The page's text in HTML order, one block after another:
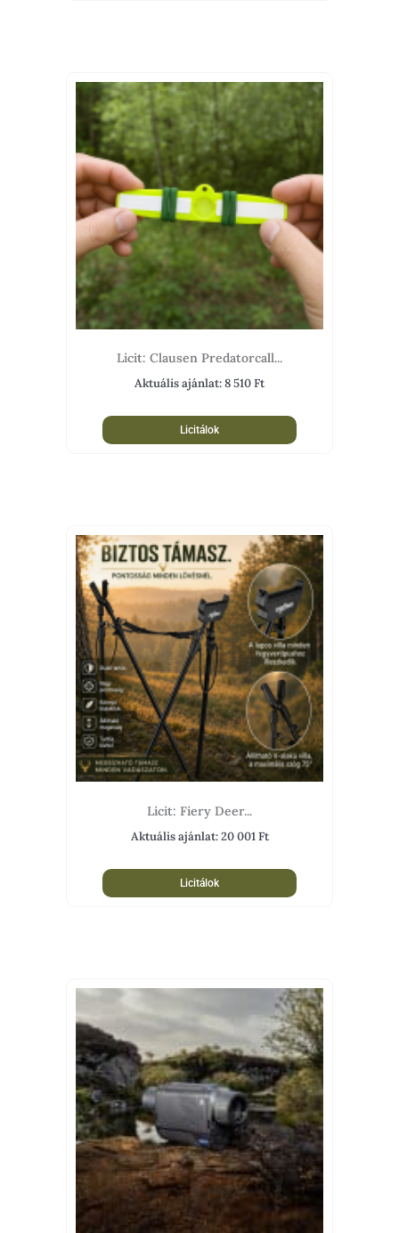
Licit: Clausen Predatorcall...
Aktuális ajánlat:8 510Ft
Licitálok
Licit: Fiery Deer...
Aktuális ajánlat:20 001Ft
Licitálok